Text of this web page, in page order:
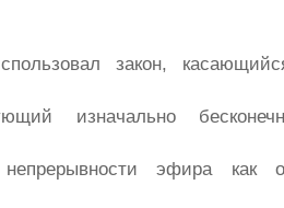
закон,
изначально
эфира как